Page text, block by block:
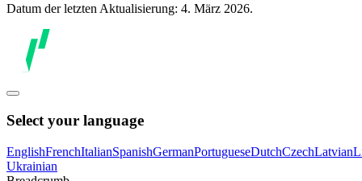
Datum der letzten Aktualisierung: 4. März 2026.
Select your language
EnglishFrenchItalianSpanishGermanPortugueseDutchCzechLatvian
Ukrainian